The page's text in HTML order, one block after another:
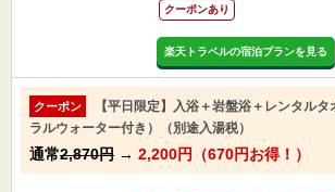
クーポンあり
楽天トラベルの宿泊プランを見る
クーポン
【平日限定】入浴＋岩盤浴＋レンタル
ラルウォーター付き）（別途入湯税）
通常2,870円 → 2,200円（670円お得！）